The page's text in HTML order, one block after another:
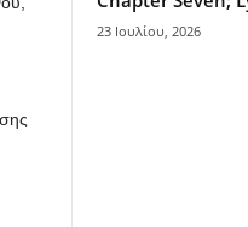
23 Ιουλίου, 2026